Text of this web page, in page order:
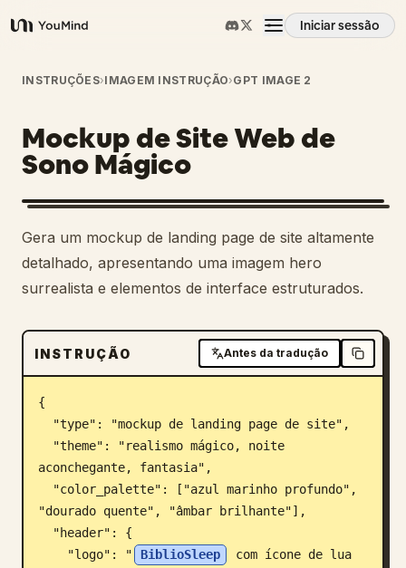
YouMind
Iniciar sessão
Visão geral
Casos de uso
Habilidades
Prompts
Transferir
Blogue
Atualizações
INSTRUÇÕES›IMAGEM INSTRUÇÃO›GPT IMAGE 2
Mockup de Site Web de
Sono Mágico
Gera um mockup de landing page de site altamente
detalhado, apresentando uma imagem hero
surrealista e elementos de interface estruturados.
INSTRUÇÃO Antes da tradução
{
aconchegante, fantasia",
"dourado quente", "âmbar brilhante"],
    "logo": "
BiblioSleep
com ícone de lua